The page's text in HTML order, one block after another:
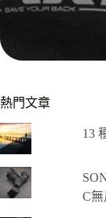
熱門文章
13
C